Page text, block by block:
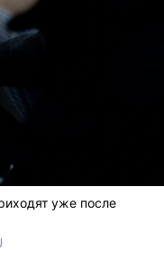
уже после